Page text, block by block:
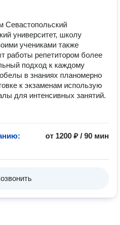
Севастопольский
университет, школу
учениками также
работы репетитором более
подход к каждому
в знаниях планомерно
к экзаменам использую
для интенсивных занятий.
от 1200 ₽ / 90 мин